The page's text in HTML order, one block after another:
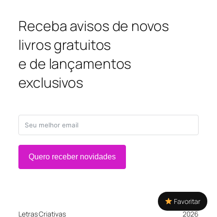
Receba avisos de novos
livros gratuitos
e de lançamentos
exclusivos
Quero receber novidades
Letras Criativas 2026
Favoritar